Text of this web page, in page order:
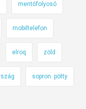
mentőfolyosó
mobiltelefon
elroq zöld
sopron. pötty